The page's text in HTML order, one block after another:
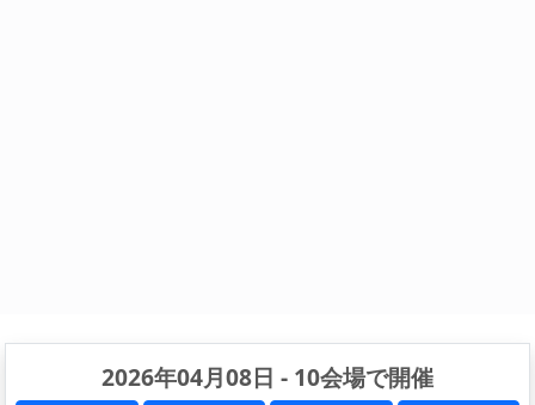
2026年04月08日 - 10会場で開催